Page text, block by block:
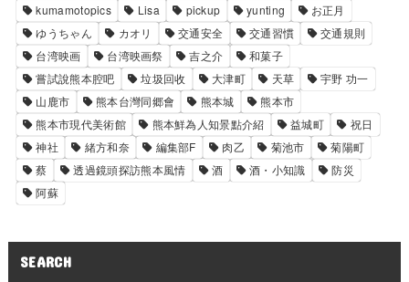
kumamotopics
Lisa pickup yunting
お正月
ゆうちゃん
カオリ 交通安全 交通習慣
交通規則
台湾映画
台湾映画祭 吉之介
和菓子
嘗試說熊本腔吧
垃圾回收 大津町 天草
宇野 功一
山鹿市
熊本台灣同郷會 熊本城
熊本市
熊本市現代美術館
熊本鮮為人知景點介紹 益城町
祝日
神社
緒方和奈 編集部F 肉乙 菊池市
菊陽町
蔡
透過鏡頭探訪熊本風情 酒 酒・小知識
防災
阿蘇
SEARCH